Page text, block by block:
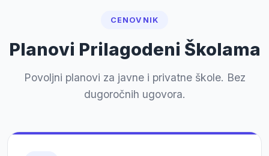
CENOVNIK
Planovi Prilagodeni Školama
Povoljni planovi za javne i privatne škole. Bez
dugoročnih ugovora.